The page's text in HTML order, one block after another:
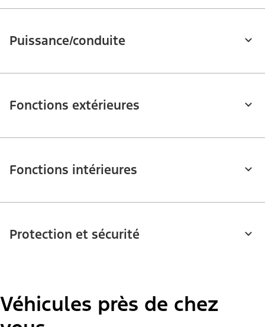
Puissance/conduite
Fonctions extérieures
Fonctions intérieures
Protection et sécurité
Véhicules près de chez